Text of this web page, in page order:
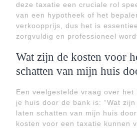
deze taxatie een cruciale rol
van een hypotheek of het
verkoopprijs, dus het is
zorgvuldig en professioneel
Wat zijn de kosten voor
schatten van mijn huis
Een veelgestelde vraag over het
je huis door de bank is: “Wat
laten schatten van mijn huis
kosten voor een taxatie kunnen